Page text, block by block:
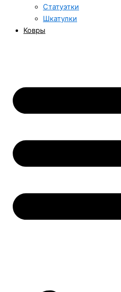
Статуэтки
Шкатулки
Ковры